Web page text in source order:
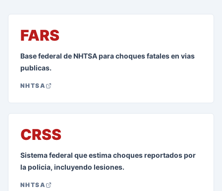
FARS
Base federal de NHTSA para choques fatales en vias
publicas.
NHTSA
CRSS
Sistema federal que estima choques reportados por
la policia, incluyendo lesiones.
NHTSA